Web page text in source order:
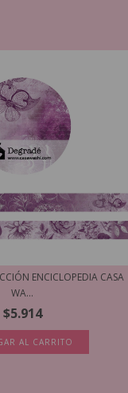
ENCICLOPEDIA CASA
WA...
$5.914
AL CARRITO